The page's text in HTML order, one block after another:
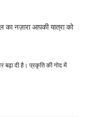
का नज़ारा आपकी यात्रा को
दी है। प्रकृति की गोद में